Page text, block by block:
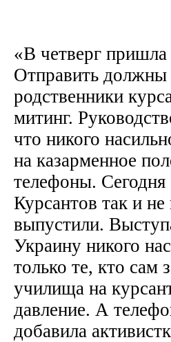
«В четверг пришла
Отправить должны
родственники
митинг.
что никого
на казарменное
телефоны. Сегодня
Курсантов так и
выпустили.
Украину никого
только те, кто сам
училища на
давление. А
добавила